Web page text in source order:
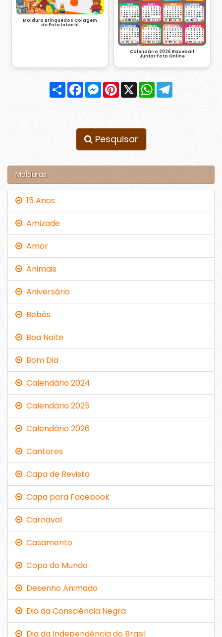
Moldura Brinquedos Colagem
de Foto Infantil
Calendário 2026 Baseball
Juntar Foto Online
Compartilhar
FacebookMessenger
Pinterest
X WhatsApp
Pesquisar
Molduras
15 Anos
Amizade
Amor
Animais
Aniversário
Bebês
Boa Noite
Bom Dia
Calendário 2024
Calendário 2025
Calendário 2026
Cantores
Capa de Revista
Capa para Facebook
Carnaval
Casamento
Copa do Mundo
Desenho Animado
Dia da Consciência Negra
Dia da Independência do Brasil